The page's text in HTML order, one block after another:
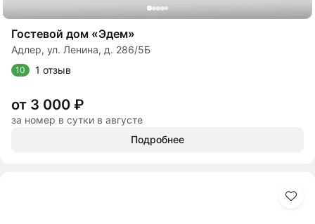
Гостевой дом «Эдем»
Адлер, ул. Ленина, д. 286/5Б
10 1 отзыв
от 3 000 ₽
за номер в сутки в августе
Подробнее